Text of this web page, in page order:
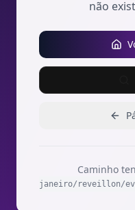
não
Caminho
janeiro/reveillon/